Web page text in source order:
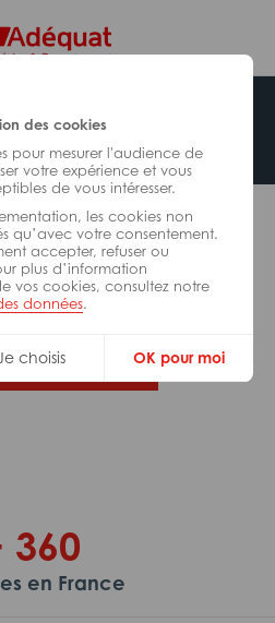
des cookies
pour mesurer l'audience de
votre expérience et vous
de vous intéresser.
les cookies non
qu’avec votre consentement.
accepter, refuser ou
plus d’information
vos cookies, consultez notre
données.
choisis OK pour moi
tentez de consulter n’est
disponible.
missions peuvent vous
toutes nos offres.
job Adéquat !
360
en France